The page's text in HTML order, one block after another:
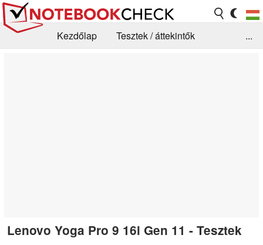
Kezdőlap
Tesztek / áttekintők
...
Lenovo Yoga Pro 9 16i Gen 11 - Tesztek